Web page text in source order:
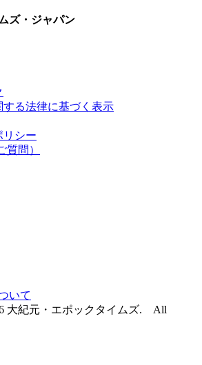
ズ・ジャパン
る法律に基づく表示
リシー
質問）
いて
大紀元・エポックタイムズ. All